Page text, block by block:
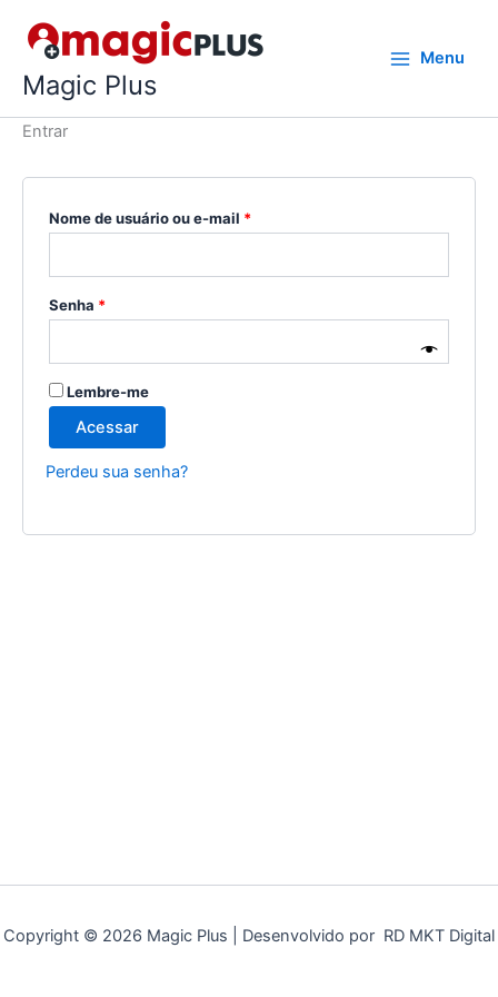
para
conteúdo
Magic Plus
Menu
Entrar
Nome de usuário ou e-mail *Obrigatório
Senha *Obrigatório
Lembre-me
Acessar
Perdeu sua senha?
Copyright © 2026 Magic Plus | Desenvolvido por RD MKT Digital